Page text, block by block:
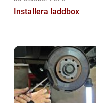
Installera laddbox